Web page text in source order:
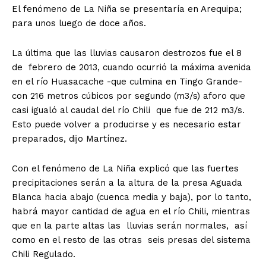
El fenómeno de La Niña se presentaría en Arequipa;
para unos luego de doce años.
La última que las lluvias causaron destrozos fue el 8
de febrero de 2013, cuando ocurrió la máxima avenida
en el río Huasacache -que culmina en Tingo Grande-
con 216 metros cúbicos por segundo (m3/s) aforo que
casi igualó al caudal del río Chili que fue de 212 m3/s.
Esto puede volver a producirse y es necesario estar
preparados, dijo Martínez.
Con el fenómeno de La Niña explicó que las fuertes
precipitaciones serán a la altura de la presa Aguada
Blanca hacia abajo (cuenca media y baja), por lo tanto,
habrá mayor cantidad de agua en el río Chili, mientras
que en la parte altas las lluvias serán normales, así
como en el resto de las otras seis presas del sistema
Chili Regulado.